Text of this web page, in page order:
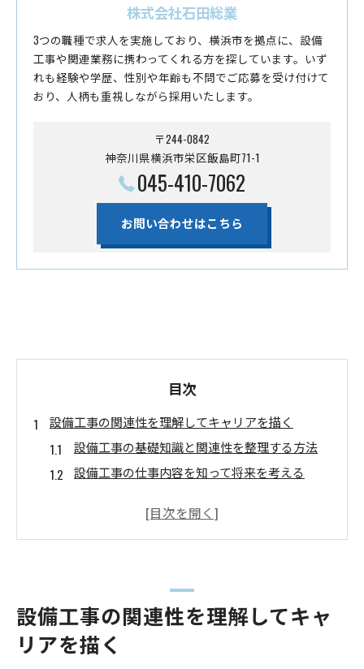
株式会社石田総業
3つの職種で求人を実施しており、横浜市を拠点に、設備
工事や関連業務に携わってくれる方を探しています。いず
れも経験や学歴、性別や年齢も不問でご応募を受け付けて
おり、人柄も重視しながら採用いたします。
〒244-0842
神奈川県横浜市栄区飯島町71-1
045-410-7062
お問い合わせはこちら
目次
設備工事の関連性を理解してキャリアを描く
設備工事の基礎知識と関連性を整理する方法
設備工事の仕事内容を知って将来を考える
建設設備関連の役割と設備工事の位置付け
設備工事の仕事内容から分かる重要性と社会的
役割
設備工事が建物の快適性に与える影響を深掘り
設備工事の関連性を理解してキャ
リアを描く